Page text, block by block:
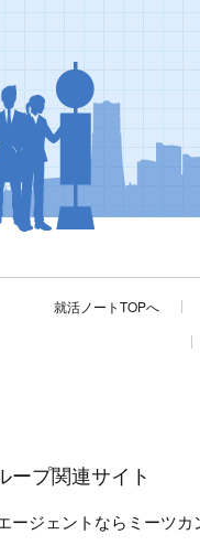
就活ノートTOPへ
ープ関連サイト
ージェントならミーツカ